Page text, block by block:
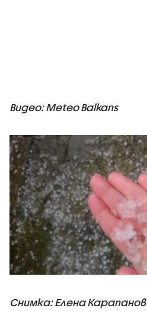
Видео: Meteo Balkans
Снимка: Елена